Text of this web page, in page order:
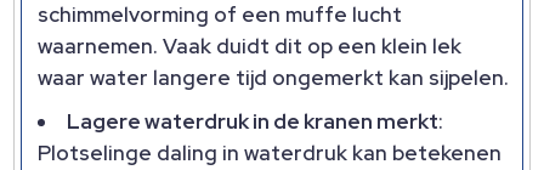
schimmelvorming of een muffe lucht
waarnemen. Vaak duidt dit op een klein lek
waar water langere tijd ongemerkt kan sijpelen.
Lagere waterdruk in de kranen merkt:
Plotselinge daling in waterdruk kan betekenen